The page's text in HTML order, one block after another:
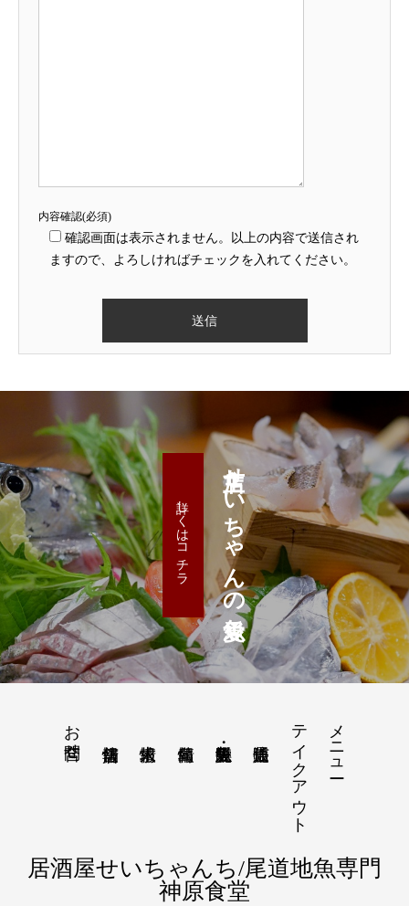
内容確認(必須)
確認画面は表示されません。以上の内容で送信され
ますので、よろしければチェックを入れてください。
店主せいちゃんの魚愛
詳しくはコチラ
メニュー
テイクアウト
お問合せ
居酒屋せいちゃんち/尾道地魚専門
神原食堂